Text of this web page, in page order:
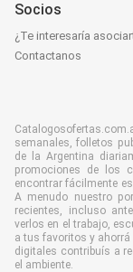
Socios
¿Te interesaría
Contactanos
semanales, folletos
de la Argentina
promociones de los
encontrar fácilmente
A menudo nuestro
recientes, incluso
verlos en el trabajo,
a tus favoritos y
digitales contribuís a
el ambiente.